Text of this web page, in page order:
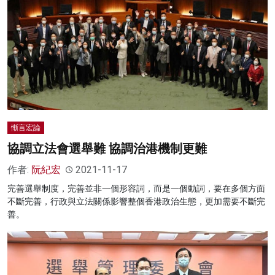
慚言宏論
協調立法會選舉難 協調治港機制更難
作者: 阮紀宏 2021-11-17
完善選舉制度，完善並非一個形容詞，而是一個動詞，要在多個方面
不斷完善，行政與立法關係影響整個香港政治生態，更加需要不斷完
善。